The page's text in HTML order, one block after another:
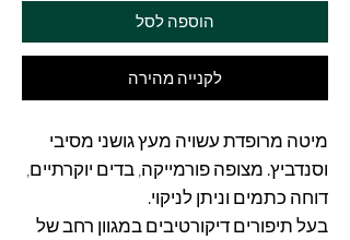
הוספה לסל
לקנייה מהירה
מיטה מרופדת עשויה מעץ גושני מסיבי
וסנדביץ. מצופה פורמייקה, בדים יוקרתיים,
דוחה כתמים וניתן לניקוי.
בעל תיפורים דיקורטיבים במגוון רחב של